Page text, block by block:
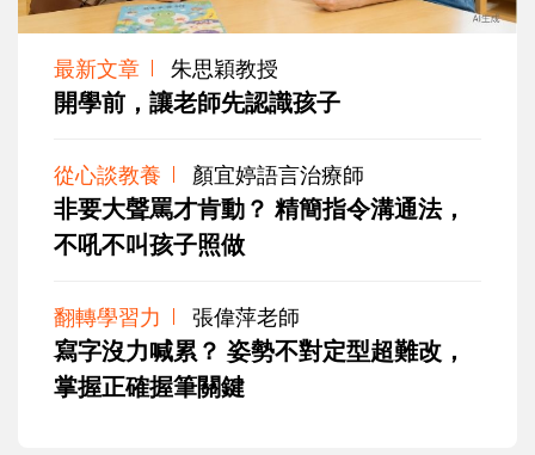
最新文章 朱思穎教授
開學前，讓老師先認識孩子
從心談教養 顏宜婷語言治療師
非要大聲罵才肯動？ 精簡指令溝通法，
不吼不叫孩子照做
翻轉學習力 張偉萍老師
寫字沒力喊累？ 姿勢不對定型超難改，
掌握正確握筆關鍵